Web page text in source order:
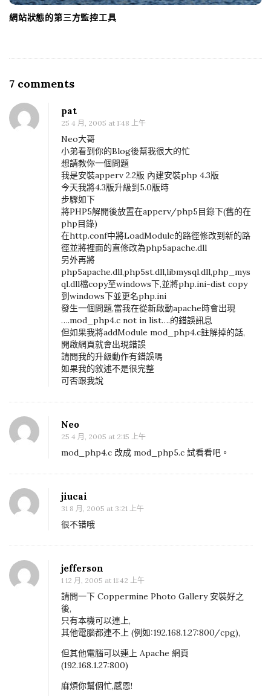
網站狀態的第三方監控工具
7 comments
P
H
P
5
在
W
i
n
d
o
w
s
下
無
法
載
入
p
_
m
y
s
q
l
l
l
解
決
方
式
pat
25 4 月, 2005 at 1:48 上午
Neo大哥
小弟看到你的Blog後幫我很大的忙
想請教你一個問題
我是安裝apperv 2.2版 內建安裝php 4.3版
今天我將4.3版升級到5.0版時
步驟如下
將PHP5解開後放置在apperv/php5目錄下(舊的在
php目錄)
在http.conf中將LoadModule的路徑修改到新的路
徑並將裡面的直修改為php5apache.dll
另外再將
php5apache.dll,php5st.dll,libmysql.dll,php_mys
ql.dll檔copy至windows下,並將php.ini-dist copy
到windows下並更名php.ini
發生一個問題,當我在從新啟動apache時會出現
….mod_php4.c not in list….的錯誤訊息
但如果我將addModule mod_php4.c註解掉的話,
開啟網頁就會出現錯誤
請問我的升級動作有錯誤嗎
如果我的敘述不是很完整
可否跟我說
Neo
25 4 月, 2005 at 2:15 上午
mod_php4.c 改成 mod_php5.c 試看看吧。
jiucai
31 8 月, 2005 at 3:21 上午
很不错哦
jefferson
1 12 月, 2005 at 11:42 上午
請問一下 Coppermine Photo Gallery 安裝好之
後,
只有本機可以連上,
其他電腦都連不上 (例如:192.168.1.27:800/cpg),
但其他電腦可以連上 Apache 網頁
(192.168.1.27:800)
麻煩你幫個忙,感恩!